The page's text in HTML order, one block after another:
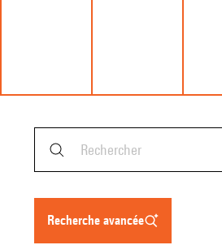
recherche avancée